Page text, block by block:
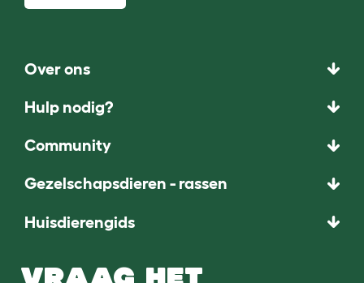
Over ons
Hulp nodig?
Community
Gezelschapsdieren - rassen
Huisdierengids